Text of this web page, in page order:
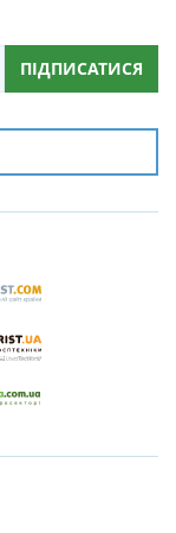
ПІДПИСАТИСЯ